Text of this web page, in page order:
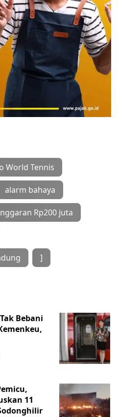
World Tennis
alarm bahaya
Rp200 juta
]
Bebani
11